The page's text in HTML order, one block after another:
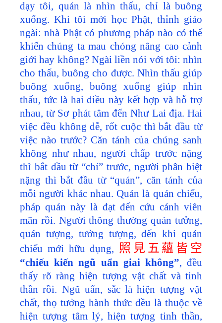
dạy tôi, quán là nhìn thấu, chỉ là buông
xuống. Khi tôi mới học Phật, thỉnh giáo
ngài: nhà Phật có phương pháp nào có thể
khiến chúng ta mau chóng nâng cao cảnh
giới hay không? Ngài liền nói với tôi: nhìn
cho thấu, buông cho được. Nhìn thấu giúp
buông xuống, buông xuống giúp nhìn
thấu, tức là hai điều này kết hợp và hỗ trợ
nhau, từ Sơ phát tâm đến Như Lai địa. Hai
việc đều không dễ, rốt cuộc thì bắt đầu từ
việc nào trước? Căn tánh của chúng sanh
không như nhau, người chấp trước nặng
thì bắt đầu từ “chỉ” trước, người phân biệt
nặng thì bắt đầu từ “quán”, căn tánh của
mỗi người khác nhau. Quán là quán chiếu,
pháp quán này là đạt đến cứu cánh viên
mãn rồi. Người thông thường quán tưởng,
quán tượng, tưởng tượng, đến khi quán
chiếu mới hữu dụng, 照見五蘊皆空
“chiếu kiến ngũ uẩn giai không”, đều
thấy rõ ràng hiện tượng vật chất và tinh
thần rồi. Ngũ uẩn, sắc là hiện tượng vật
chất, thọ tưởng hành thức đều là thuộc về
hiện tượng tâm lý, hiện tượng tinh thần,